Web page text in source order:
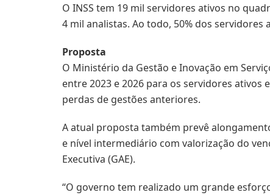
O INSS tem 19 mil servidores ativos no
4 mil analistas. Ao todo, 50% dos
Proposta
O Ministério da Gestão e Inovação em
entre 2023 e 2026 para os servidores
perdas de gestões anteriores.
A atual proposta também prevê
e nível intermediário com valorização do
Executiva (GAE).
“O governo tem realizado um grande